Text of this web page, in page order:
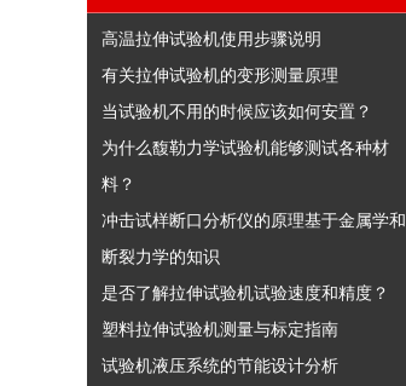
高温拉伸试验机使用步骤说明
有关拉伸试验机的变形测量原理
当试验机不用的时候应该如何安置？
为什么馥勒力学试验机能够测试各种材
料？
冲击试样断口分析仪的原理基于金属学和
断裂力学的知识
是否了解拉伸试验机试验速度和精度？
塑料拉伸试验机测量与标定指南
试验机液压系统的节能设计分析